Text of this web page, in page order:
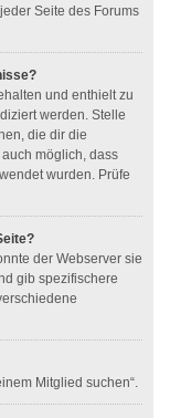
Seite des Forums
und enthielt zu
werden. Stelle
die dir die
möglich, dass
wurden. Prüfe
der Webserver sie
gib spezifischere
Mitglied suchen“.